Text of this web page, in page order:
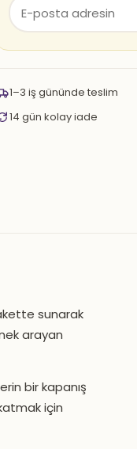
1–3 iş gününde teslim
14 gün kolay iade
sunarak
arayan
bir kapanış
için